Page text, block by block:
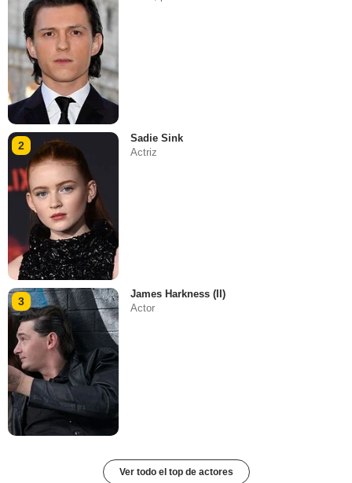
2
Sadie Sink
Actriz
3
James Harkness (II)
Actor
Ver todo el top de actores